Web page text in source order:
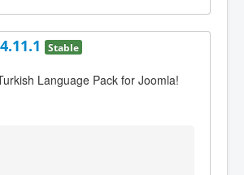
Stable
Language Pack for Joomla!